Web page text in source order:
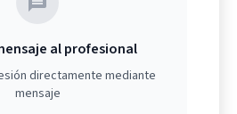
al profesional
directamente mediante
mensaje